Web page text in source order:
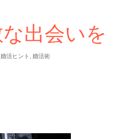
出会いを
婚活ヒント , 婚活術